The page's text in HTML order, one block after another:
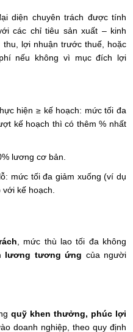
diện chuyên trách được tính
các chỉ tiêu sản xuất – kinh
lợi nhuận trước thuế, hoặc
nếu không vì mục đích lợi
hiện ≥ kế hoạch: mức tối đa
kế hoạch thì có thêm % nhất
lương cơ bản.
mức tối đa giảm xuống (ví dụ
kế hoạch.
, mức thù lao tối đa không
lương tương ứng của người
quỹ khen thưởng, phúc lợi
doanh nghiệp, theo quy định